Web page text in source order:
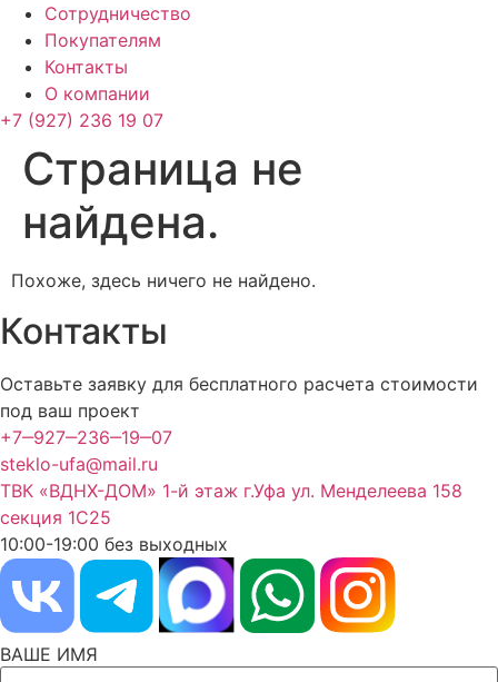
Сотрудничество
Покупателям
Контакты
О компании
+7 (927) 236 19 07
Страница не
найдена.
Похоже, здесь ничего не найдено.
Контакты
Оставьте заявку для бесплатного расчета стоимости
под ваш проект
+7‒927‒236‒19‒07
steklo-ufa@mail.ru
ТВК «ВДНХ-ДОМ» 1-й этаж г.Уфа ул. Менделеева 158
секция 1С25
10:00-19:00 без выходных
ВАШЕ ИМЯ